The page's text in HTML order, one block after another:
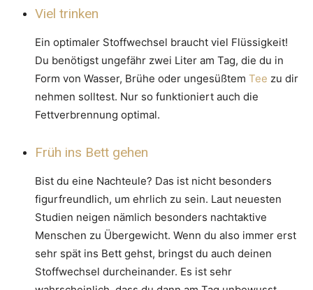
Viel trinken
Ein optimaler Stoffwechsel braucht viel Flüssigkeit!
Du benötigst ungefähr zwei Liter am Tag, die du in
Form von Wasser, Brühe oder ungesüßtem Tee zu dir
nehmen solltest. Nur so funktioniert auch die
Fettverbrennung optimal.
Früh ins Bett gehen
Bist du eine Nachteule? Das ist nicht besonders
figurfreundlich, um ehrlich zu sein. Laut neuesten
Studien neigen nämlich besonders nachtaktive
Menschen zu Übergewicht. Wenn du also immer erst
sehr spät ins Bett gehst, bringst du auch deinen
Stoffwechsel durcheinander. Es ist sehr